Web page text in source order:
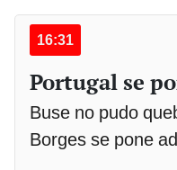
16:31
Portugal se
Buse no pudo
Borges se pone